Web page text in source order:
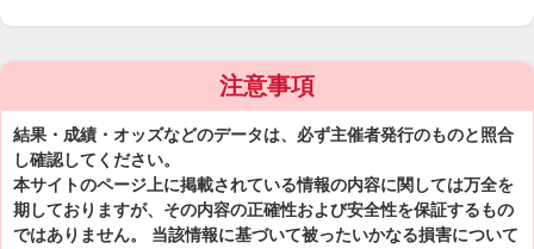
注意事項
結果・成績・オッズなどのデータは、必ず主催者発行のものと照合
し確認してください。
本サイトのページ上に掲載されている情報の内容に関しては万全を
期しておりますが、その内容の正確性および安全性を保証するもの
ではありません。 当該情報に基づいて被ったいかなる損害について